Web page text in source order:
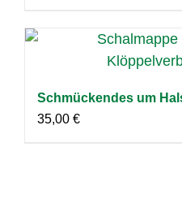
Schmückendes um
35,00 €